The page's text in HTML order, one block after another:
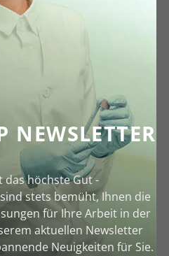
NEWSLETTER
das höchste Gut -
stets bemüht, Ihnen die
für Ihre Arbeit in der
aktuellen Newsletter
Neuigkeiten für Sie.